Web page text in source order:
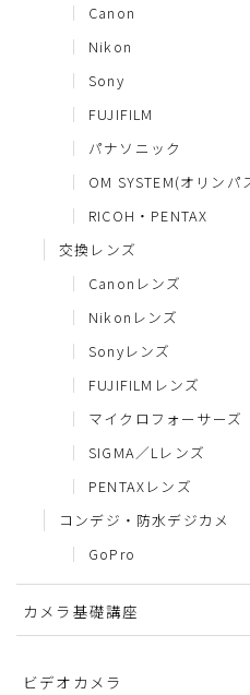
Canon
Nikon
Sony
FUJIFILM
パナソニック
OM SYSTEM(オリンパ
RICOH・PENTAX
交換レンズ
Canonレンズ
Nikonレンズ
Sonyレンズ
FUJIFILMレンズ
マイクロフォーサーズ
SIGMA／Lレンズ
PENTAXレンズ
コンデジ・防水デジカメ
GoPro
カメラ基礎講座
ビデオカメラ